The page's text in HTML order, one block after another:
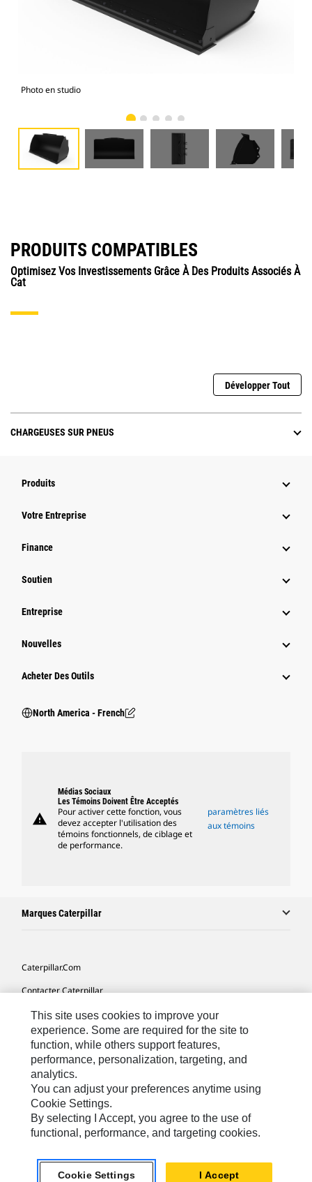
Photo en studio
PRODUITS COMPATIBLES
Optimisez Vos Investissements Grâce À Des Produits Associés À
Cat
Développer Tout
CHARGEUSES SUR PNEUS
Produits
Votre Entreprise
Finance
Soutien
Entreprise
Nouvelles
Acheter Des Outils
North America - French
warning
Médias Sociaux
Les Témoins Doivent Être Acceptés
Pour activer cette fonction, vous
devez accepter l'utilisation des
témoins fonctionnels, de ciblage et
de performance.
paramètres liés
aux témoins
Marques Caterpillar
Caterpillar.com
Contacter Caterpillar
Mes Préférences Marketing
Plan Du Site
Cookie Settings
Légales
Confidentialité
North America - French© 2026 Caterpillar. Tous droits réservés.
This site uses cookies to improve your
experience. Some are required for the site to
function, while others support features,
performance, personalization, targeting, and
analytics.
You can adjust your preferences anytime using
Cookie Settings.
By selecting I Accept, you agree to the use of
functional, performance, and targeting cookies.
Cookie Settings I Accept